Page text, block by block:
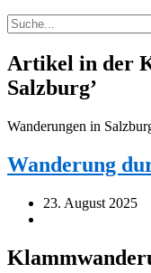
Artikel in der
Salzburg’
Wanderungen in
Wanderung
23. August 2025